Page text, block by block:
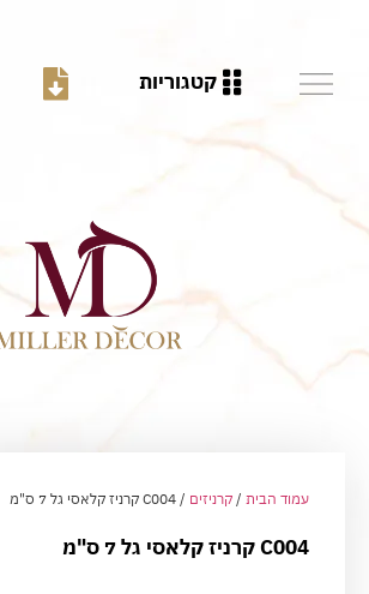
קטגוריות
עמוד הבית / קרניזים / C004 קרניז קלאסי גל 7 ס"מ
C004 קרניז קלאסי גל 7 ס"מ